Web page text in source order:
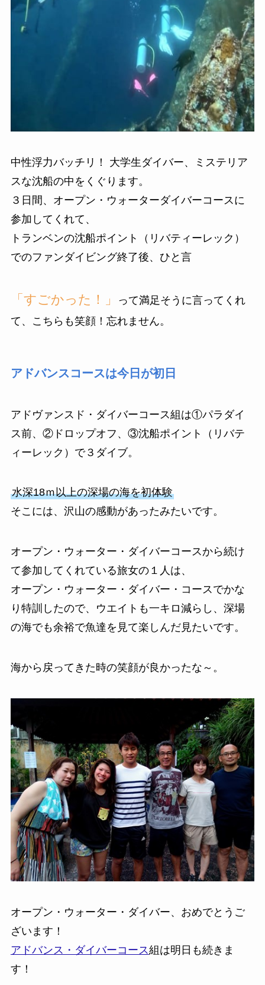
中性浮力バッチリ！ 大学生ダイバー、ミステリア
スな沈船の中をくぐります。
３日間、オープン・ウォーターダイバーコースに
参加してくれて、
トランベンの沈船ポイント（リバティーレック）
でのファンダイビング終了後、ひと言
「すごかった！」
って満足そうに言ってくれ
て、こちらも笑顔！忘れません。
アドバンスコースは今日が初日
アドヴァンスド・ダイバーコース組は①パラダイ
ス前、②ドロップオフ、③沈船ポイント（リバテ
ィーレック）で３ダイブ。
水深18ｍ以上の深場の海を初体験
そこには、沢山の感動があったみたいです。
オープン・ウォーター・ダイバーコースから続け
て参加してくれている旅女の１人は、
オープン・ウォーター・ダイバー・コースでかな
り特訓したので、ウエイトも一キロ減らし、深場
の海でも余裕で魚達を見て楽しんだ見たいです。
海から戻ってきた時の笑顔が良かったな～。
オープン・ウォーター・ダイバー、おめでとうご
ざいます！
アドバンス・ダイバーコース組は明日も続きま
す！